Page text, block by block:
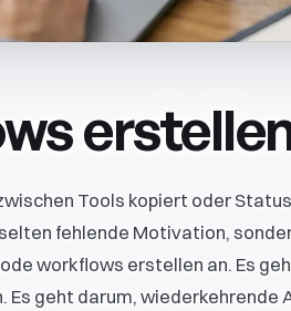
Tools kopiert oder
fehlende Motivation,
workflows erstellen an. Es
Es geht darum, wiederkehrende